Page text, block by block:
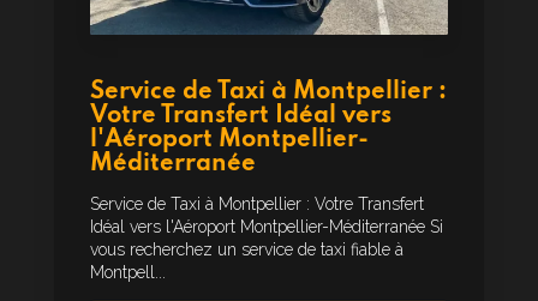
Service de Taxi à Montpellier :
Votre Transfert Idéal vers
l'Aéroport Montpellier-
Méditerranée
Service de Taxi à Montpellier : Votre Transfert
Idéal vers l'Aéroport Montpellier-Méditerranée Si
vous recherchez un service de taxi fiable à
Montpell...